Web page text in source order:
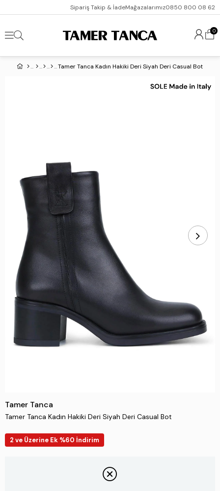
Sipariş Takip & İadeMağazalarımız0850 800 08 62
0
Tamer Tanca Kadın Hakiki Deri Siyah Deri Casual Bot
Tamer Tanca
Tamer Tanca Kadın Hakiki Deri Siyah Deri Casual Bot
2 ve Üzerine Ek %60 İndirim